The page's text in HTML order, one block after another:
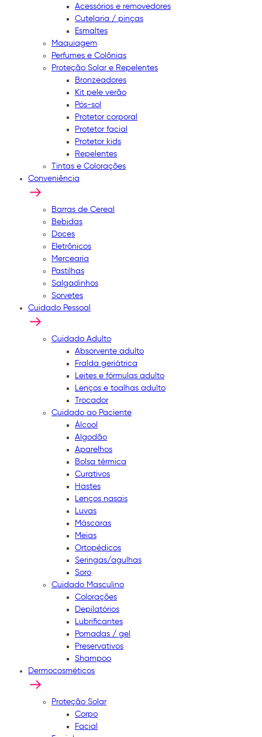
Acessórios e removedores
Cutelaria / pinças
Esmaltes
Maquiagem
Perfumes e Colônias
Proteção Solar e Repelentes
Bronzeadores
Kit pele verão
Pós-sol
Protetor corporal
Protetor facial
Protetor kids
Repelentes
Tintas e Colorações
Conveniência
Barras de Cereal
Bebidas
Doces
Eletrônicos
Mercearia
Pastilhas
Salgadinhos
Sorvetes
Cuidado Pessoal
Cuidado Adulto
Absorvente adulto
Fralda geriátrica
Leites e fórmulas adulto
Lenços e toalhas adulto
Trocador
Cuidado ao Paciente
Álcool
Algodão
Aparelhos
Bolsa térmica
Curativos
Hastes
Lenços nasais
Luvas
Máscaras
Meias
Ortopédicos
Seringas/agulhas
Soro
Cuidado Masculino
Colorações
Depilatórios
Lubrificantes
Pomadas / gel
Preservativos
Shampoo
Dermocosméticos
Proteção Solar
Corpo
Facial